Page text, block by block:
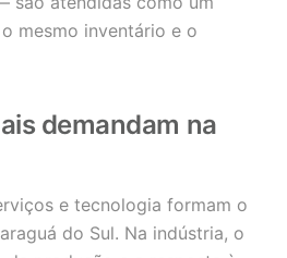
mesmo inventário e o
demandam na
e tecnologia formam o
do Sul. Na indústria, o